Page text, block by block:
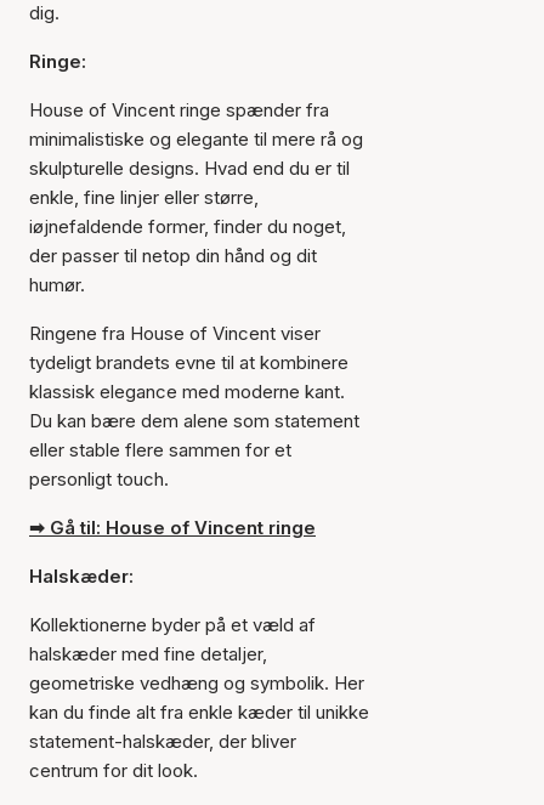
dig.
Ringe:
House of Vincent ringe spænder fra
minimalistiske og elegante til mere rå og
skulpturelle designs. Hvad end du er til
enkle, fine linjer eller større,
iøjnefaldende former, finder du noget,
der passer til netop din hånd og dit
humør.
Ringene fra House of Vincent viser
tydeligt brandets evne til at kombinere
klassisk elegance med moderne kant.
Du kan bære dem alene som statement
eller stable flere sammen for et
personligt touch.
➡ Gå til: House of Vincent ringe
Halskæder:
Kollektionerne byder på et væld af
halskæder med fine detaljer,
geometriske vedhæng og symbolik. Her
kan du finde alt fra enkle kæder til unikke
statement-halskæder, der bliver
centrum for dit look.